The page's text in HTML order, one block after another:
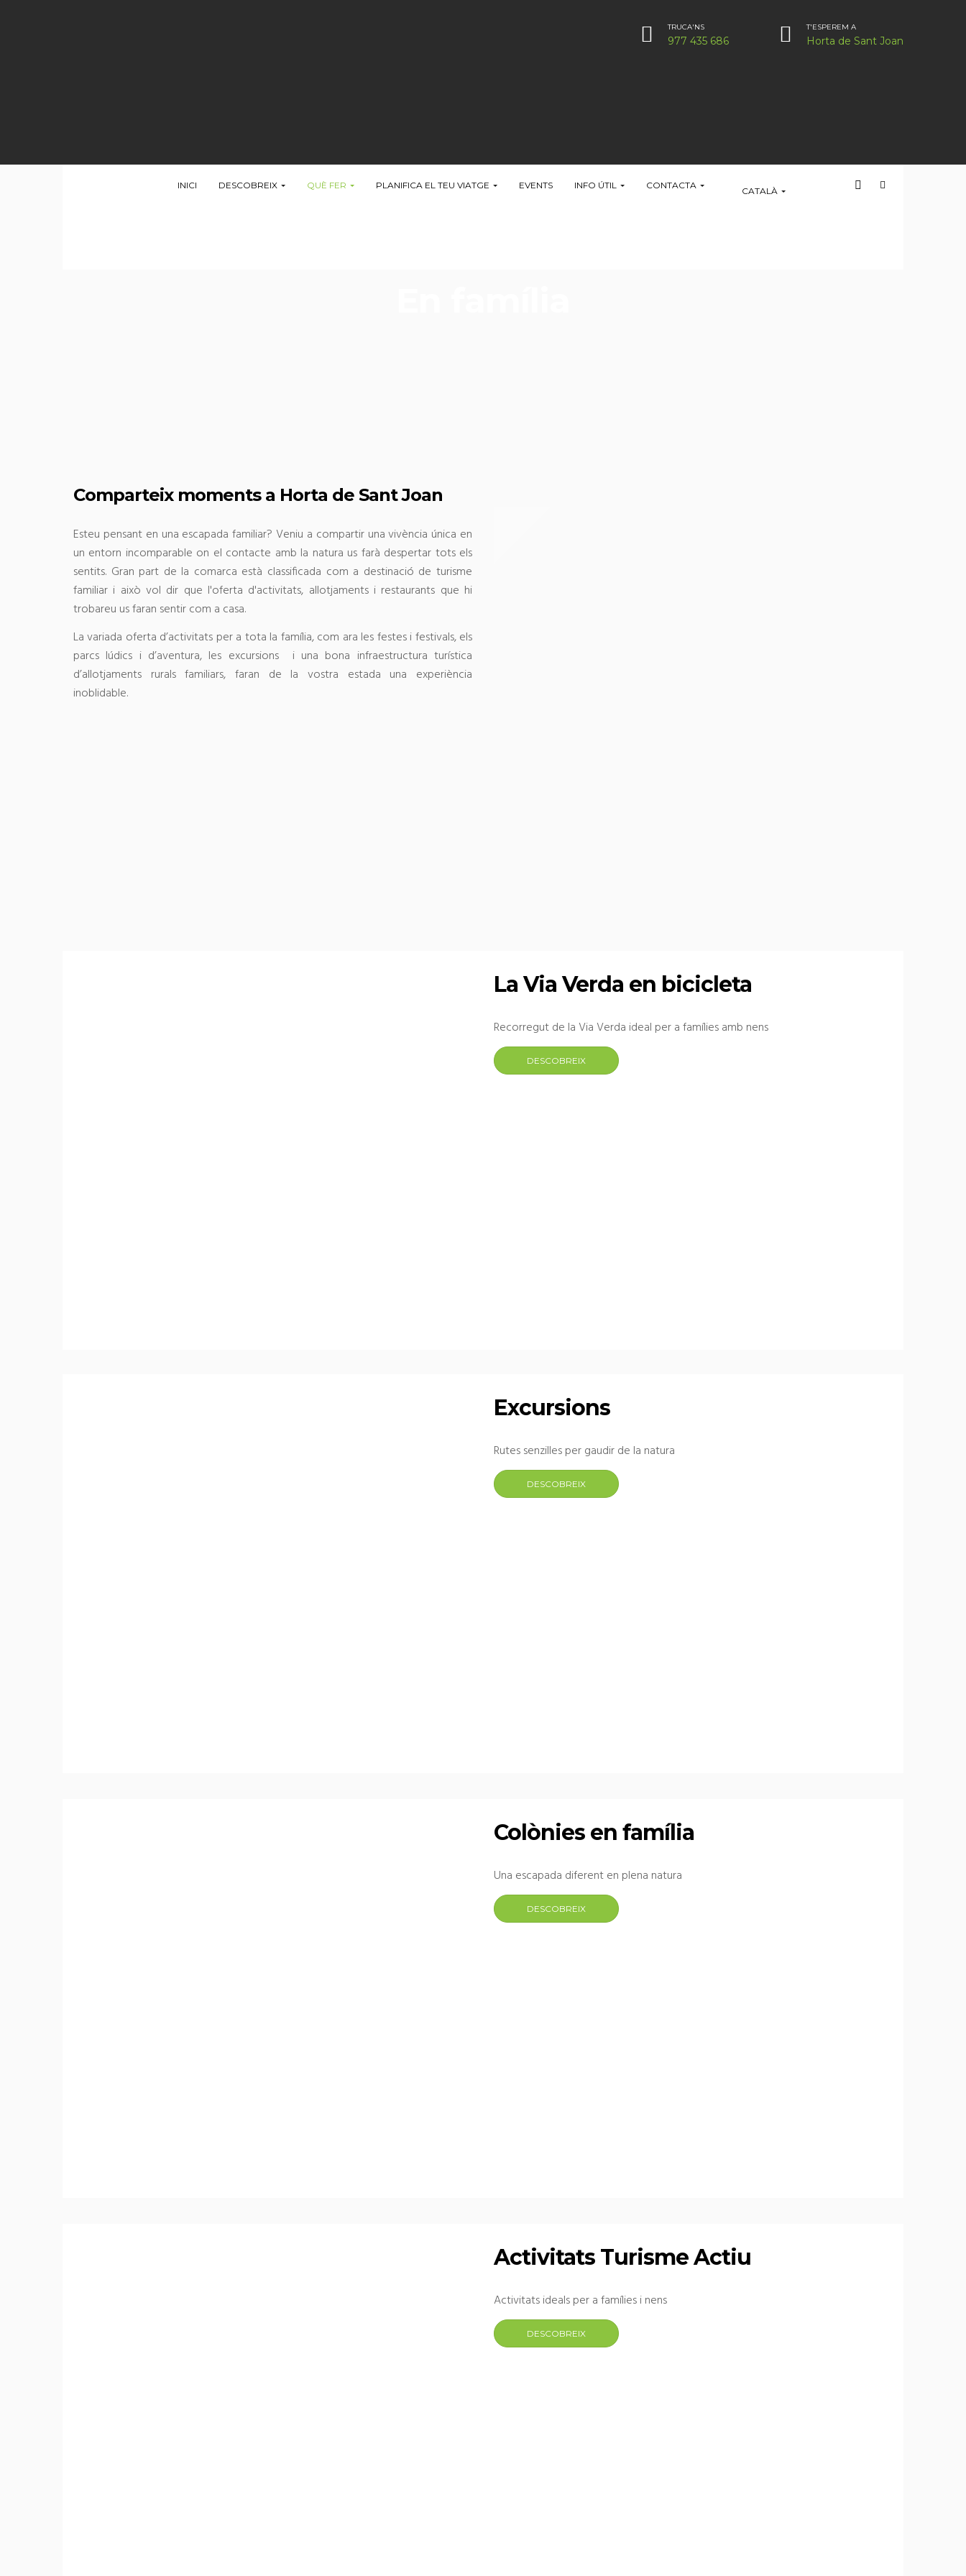
TRUCA'NS
977 435 686
T'ESPEREM A
Horta de Sant Joan
INICI DESCOBREIX QUÈ FER PLANIFICA EL TEU VIATGE EVENTS INFO ÚTIL CONTACTA
CATALÀ
Comparteix moments a Horta de Sant Joan
Esteu pensant en una escapada familiar? Veniu a compartir una vivència única en
un entorn incomparable on el contacte amb la natura us farà despertar tots els
sentits. Gran part de la comarca està classificada com a destinació de turisme
familiar i això vol dir que l'oferta d'activitats, allotjaments i restaurants que hi
trobareu us faran sentir com a casa.
La variada oferta d’activitats per a tota la família, com ara les festes i festivals, els
parcs lúdics i d’aventura, les excursions i una bona infraestructura turística
d’allotjaments rurals familiars, faran de la vostra estada una experiència
inoblidable.
La Via Verda en bicicleta
Recorregut de la Via Verda ideal per a famílies amb nens
DESCOBREIX
Excursions
Rutes senzilles per gaudir de la natura
DESCOBREIX
Colònies en família
Una escapada diferent en plena natura
DESCOBREIX
Activitats Turisme Actiu
Activitats ideals per a famílies i nens
DESCOBREIX